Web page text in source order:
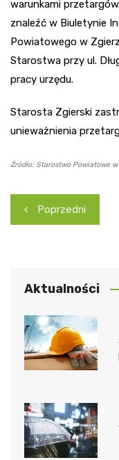
warunkami
znaleźć w Biuletynie
Powiatowego w
Starostwa przy ul.
pracy urzędu.
Starosta Zgierski
unieważnienia
Źródło: Starostwo Powiatowe
Nawigacja
wpisu
Poprzedni
Aktualności